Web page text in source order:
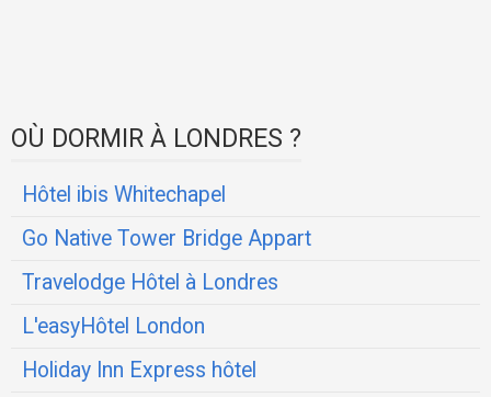
OÙ DORMIR À LONDRES ?
Hôtel ibis Whitechapel
Go Native Tower Bridge Appart
Travelodge Hôtel à Londres
L'easyHôtel London
Holiday Inn Express hôtel